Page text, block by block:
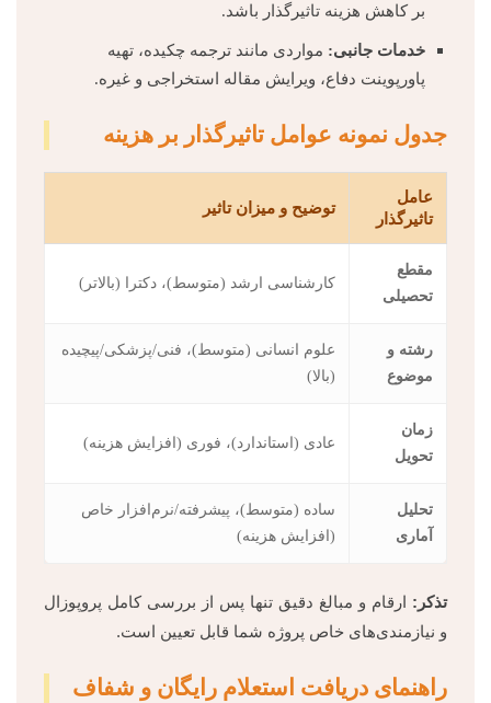
بر کاهش هزینه تاثیرگذار باشد.
خدمات جانبی: مواردی مانند ترجمه چکیده، تهیه
پاورپوینت دفاع، ویرایش مقاله استخراجی و غیره.
جدول نمونه عوامل تاثیرگذار بر هزینه
عامل
تاثیرگذار
توضیح و میزان تاثیر
مقطع
تحصیلی
کارشناسی ارشد (متوسط)، دکترا (بالاتر)
رشته و
موضوع
علوم انسانی (متوسط)، فنی/پزشکی/پیچیده
(بالا)
زمان
تحویل
عادی (استاندارد)، فوری (افزایش هزینه)
تحلیل
آماری
ساده (متوسط)، پیشرفته/نرم‌افزار خاص
(افزایش هزینه)
تذکر: ارقام و مبالغ دقیق تنها پس از بررسی کامل پروپوزال
و نیازمندی‌های خاص پروژه شما قابل تعیین است.
راهنمای دریافت استعلام رایگان و شفاف